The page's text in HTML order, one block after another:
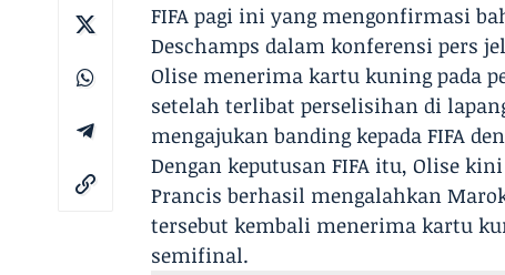
FIFA pagi ini yang mengonfirmasi
Deschamps dalam konferensi pers
Olise menerima kartu kuning pada
setelah terlibat perselisihan di
mengajukan banding kepada FIFA
Dengan keputusan FIFA itu, Olise
Prancis berhasil mengalahkan
tersebut kembali menerima kartu
semifinal.